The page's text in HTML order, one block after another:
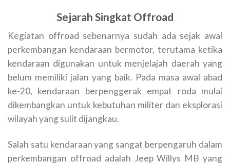
Sejarah Singkat Offroad
Kegiatan offroad sebenarnya sudah ada sejak awal
perkembangan kendaraan bermotor, terutama ketika
kendaraan digunakan untuk menjelajah daerah yang
belum memiliki jalan yang baik. Pada masa awal abad
ke-20, kendaraan berpenggerak empat roda mulai
dikembangkan untuk kebutuhan militer dan eksplorasi
wilayah yang sulit dijangkau.
Salah satu kendaraan yang sangat berpengaruh dalam
perkembangan offroad adalah Jeep Willys MB yang